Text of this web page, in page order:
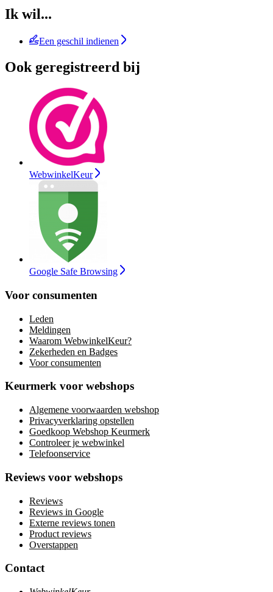
Ik wil...
Een geschil indienen
Ook geregistreerd bij
WebwinkelKeur
Google Safe Browsing
Voor consumenten
Leden
Meldingen
Waarom WebwinkelKeur?
Zekerheden en Badges
Voor consumenten
Keurmerk voor webshops
Algemene voorwaarden webshop
Privacyverklaring opstellen
Goedkoop Webshop Keurmerk
Controleer je webwinkel
Telefoonservice
Reviews voor webshops
Reviews
Reviews in Google
Externe reviews tonen
Product reviews
Overstappen
Contact